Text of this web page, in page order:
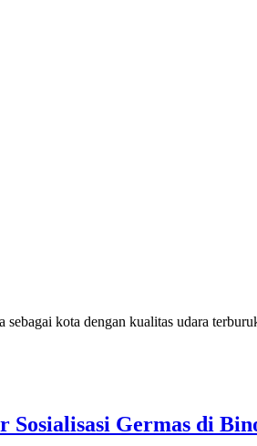
kota dengan kualitas udara
Sosialisasi Germas di